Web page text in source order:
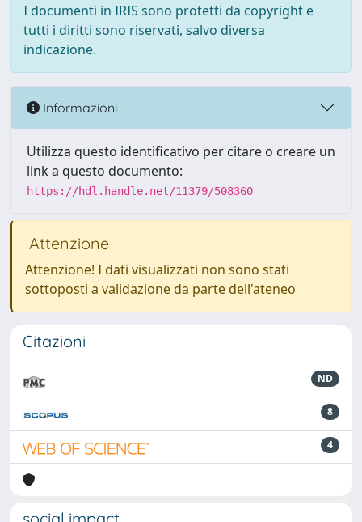
I documenti in IRIS sono protetti da copyright e
tutti i diritti sono riservati, salvo diversa
indicazione.
Informazioni
Utilizza questo identificativo per citare o creare un
link a questo documento:
https://hdl.handle.net/11379/508360
Attenzione
Attenzione! I dati visualizzati non sono stati
sottoposti a validazione da parte dell'ateneo
Citazioni
ND
8
4